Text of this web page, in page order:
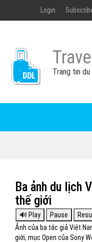
Login
Travel
Trang tin du
Ba ảnh du lịch
thế giới
Ảnh của ba tác giả Việt
giới, mục Open của Sony